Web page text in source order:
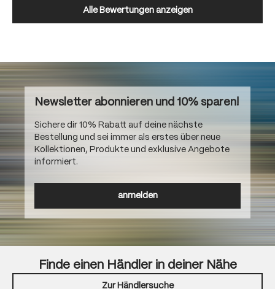
Alle Bewertungen anzeigen
Newsletter abonnieren und 10% sparen!
Sichere dir 10% Rabatt auf deine nächste
Bestellung und sei immer als erstes über neue
Kollektionen, Produkte und exklusive Angebote
informiert.
anmelden
Finde einen Händler in deiner Nähe
Zur Händlersuche